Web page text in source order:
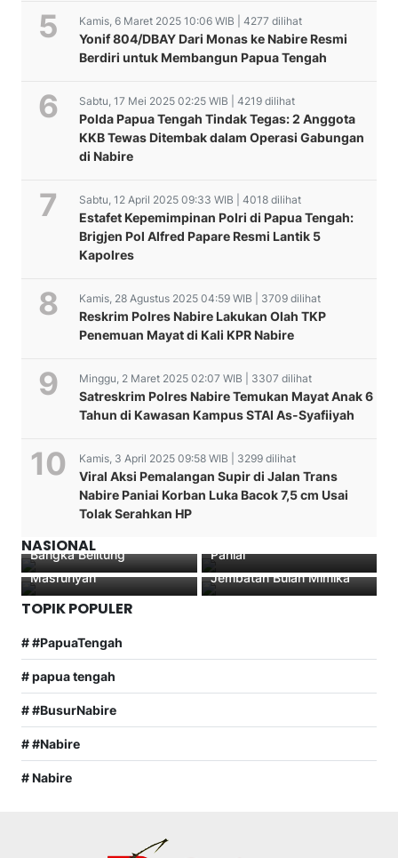
Kamis, 6 Maret 2025 10:06 WIB | 4277 dilihat
Yonif 804/DBAY Dari Monas ke Nabire Resmi
Berdiri untuk Membangun Papua Tengah
Sabtu, 17 Mei 2025 02:25 WIB | 4219 dilihat
Polda Papua Tengah Tindak Tegas: 2 Anggota
KKB Tewas Ditembak dalam Operasi Gabungan
di Nabire
Sabtu, 12 April 2025 09:33 WIB | 4018 dilihat
Estafet Kepemimpinan Polri di Papua Tengah:
Brigjen Pol Alfred Papare Resmi Lantik 5
Kapolres
Kamis, 28 Agustus 2025 04:59 WIB | 3709 dilihat
Reskrim Polres Nabire Lakukan Olah TKP
Penemuan Mayat di Kali KPR Nabire
Minggu, 2 Maret 2025 02:07 WIB | 3307 dilihat
Satreskrim Polres Nabire Temukan Mayat Anak 6
Tahun di Kawasan Kampus STAI As-Syafiiyah
Kamis, 3 April 2025 09:58 WIB | 3299 dilihat
Viral Aksi Pemalangan Supir di Jalan Trans
Nabire Paniai Korban Luka Bacok 7,5 cm Usai
Tolak Serahkan HP
NASIONAL
Pimpinan Komite 4 DPD RI
Bangka Belitung
vaksinasi hari ke – 3
Dilaksanakan Polres Paniai
beserta Bid Dokes Polda
Paniai
STAI Asy-Syafi’iyah Nabire
Gelar Upacara Hari Santri
Perdana Bersama
Masruriyah
Dengan Mahasiswa STIE
Jembatan Bulan Mimika
TOPIK POPULER
# #PapuaTengah
# papua tengah
# #BusurNabire
# #Nabire
# Nabire